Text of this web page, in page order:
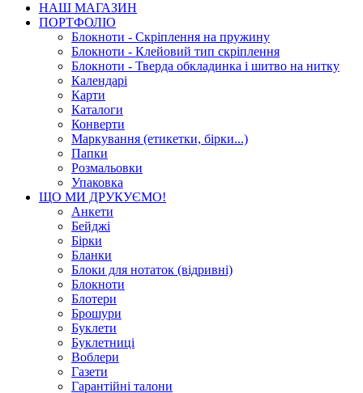
НАШ МАГАЗИН
ПОРТФОЛІО
Блокноти - Скріплення на пружину
Блокноти - Клейовий тип скріплення
Блокноти - Тверда обкладинка і шитво на нитку
Календарі
Карти
Каталоги
Конверти
Маркування (етикетки, бірки...)
Папки
Розмальовки
Упаковка
ЩО МИ ДРУКУЄМО!
Анкети
Бейджі
Бірки
Бланки
Блоки для нотаток (відривні)
Блокноти
Блотери
Брошури
Буклети
Буклетниці
Воблери
Газети
Гарантійні талони